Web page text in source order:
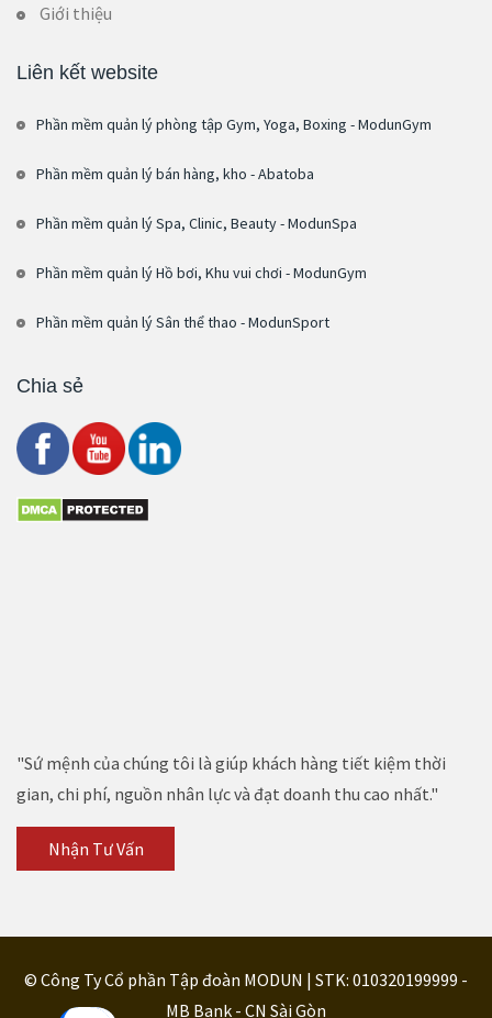
Giới thiệu
Liên kết website
Phần mềm quản lý phòng tập Gym, Yoga, Boxing - ModunGym
Phần mềm quản lý bán hàng, kho - Abatoba
Phần mềm quản lý Spa, Clinic, Beauty - ModunSpa
Phần mềm quản lý Hồ bơi, Khu vui chơi - ModunGym
Phần mềm quản lý Sân thể thao - ModunSport
Chia sẻ
"Sứ mệnh của chúng tôi là giúp khách hàng tiết kiệm thời
gian, chi phí, nguồn nhân lực và đạt doanh thu cao nhất."
Nhận Tư Vấn
© Công Ty Cổ phần Tập đoàn MODUN | STK: 010320199999 -
MB Bank - CN Sài Gòn